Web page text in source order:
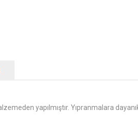
yapılmıştır. Yıpranmalara